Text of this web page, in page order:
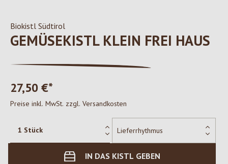
Biokistl Südtirol
GEMÜSEKISTL KLEIN FREI HAUS
27,50 €*
Preise inkl. MwSt. zzgl. Versandkosten
IN DAS KISTL GEBEN